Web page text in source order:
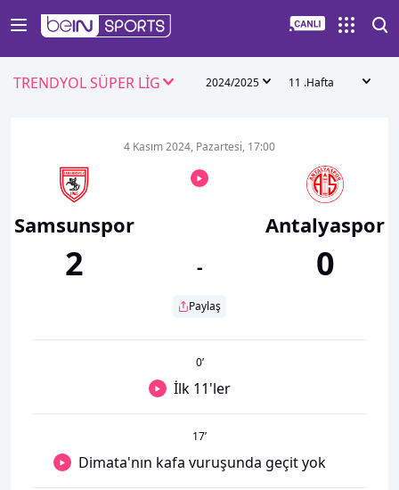
TRENDYOL SÜPER LİG 2024/2025 11 .Hafta
Samsunspor
2
4 Kasım 2024, Pazartesi, 17:00
-
Paylaş
Antalyaspor
0
0’
İlk 11'ler
17’
Dimata'nın kafa vuruşunda geçit yok